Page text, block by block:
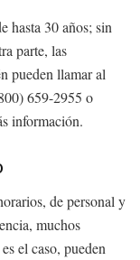
hasta 30 años; sin
parte, las
pueden llamar al
659-2955 o
información.
de personal y
muchos
el caso, pueden